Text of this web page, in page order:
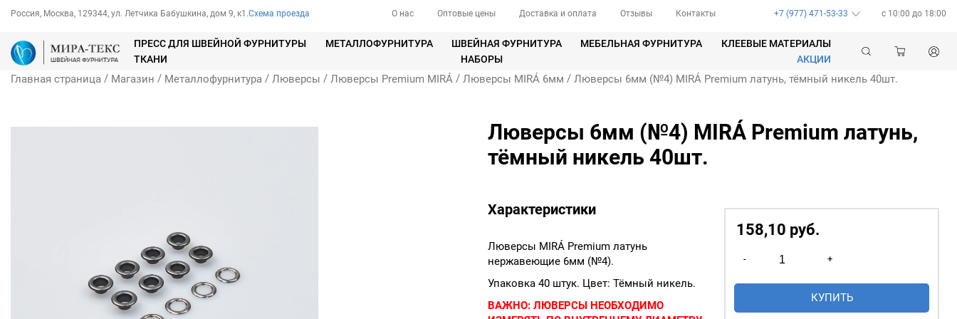
Россия, Москва, 129344, ул. Летчика Бабушкина, дом 9, к1.Схема проезда О нас Оптовые цены Доставка и оплата Отзывы Контакты +7 (977) 471-53-33 c 10:00 до 18:00
ПРЕСС ДЛЯ ШВЕЙНОЙ ФУРНИТУРЫ МЕТАЛЛОФУРНИТУРА ШВЕЙНАЯ ФУРНИТУРА МЕБЕЛЬНАЯ ФУРНИТУРА
КЛЕЕВЫЕ МАТЕРИАЛЫ
ТКАНИ
НАБОРЫ АКЦИИ
Главная страница / Магазин / Металлофурнитура / Люверсы / Люверсы Premium MIRÁ / Люверсы MIRÁ 6мм / Люверсы 6мм (№4) MIRÁ Premium латунь, тёмный никель 40шт.
Люверсы 6мм (№4) MIRÁ Premium латунь,
тёмный никель 40шт.
Характеристики
Люверсы MIRÁ Premium латунь
нержавеющие 6мм (№4).
Упаковка 40 штук. Цвет: Тёмный никель.
ВАЖНО: ЛЮВЕРСЫ НЕОБХОДИМО
158,10 руб.
-
товара
Люверсы
+
КУПИТЬ